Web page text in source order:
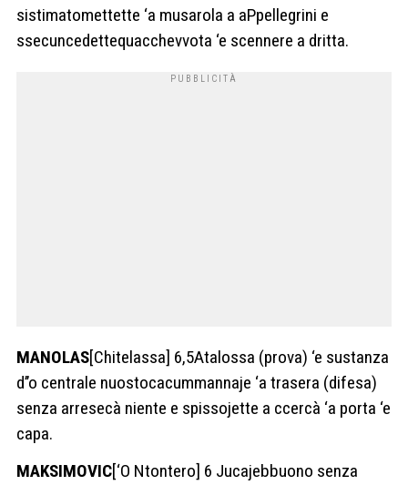
sistimatomettette ‘a musarola a aPpellegrini e
ssecuncedettequacchevvota ‘e scennere a dritta.
MANOLAS[Chitelassa] 6,5Atalossa (prova) ‘e sustanza
d’’o centrale nuostocacummannaje ‘a trasera (difesa)
senza arresecà niente e spissojette a ccercà ‘a porta ‘e
capa.
MAKSIMOVIC[‘O Ntontero] 6 Jucajebbuono senza